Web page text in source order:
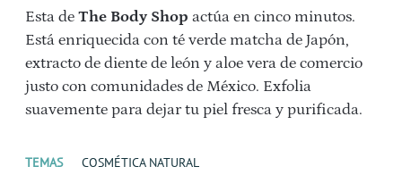
Esta de The Body Shop actúa en cinco minutos.
Está enriquecida con té verde matcha de Japón,
extracto de diente de león y aloe vera de comercio
justo con comunidades de México. Exfolia
suavemente para dejar tu piel fresca y purificada.
TEMAS COSMÉTICA NATURAL